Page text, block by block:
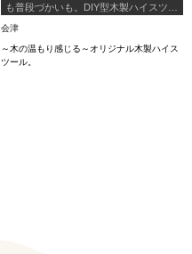
も普段づかいも。DIY型木製ハイスツー
会津
～木の温もり感じる～オリジナル木製ハイス
ツール。